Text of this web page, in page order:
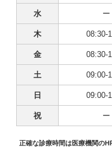
水 ー
木 08:30-
金 08:30-
土 09:00-
日 09:00-
祝 ー
正確な診療時間は医療機関の